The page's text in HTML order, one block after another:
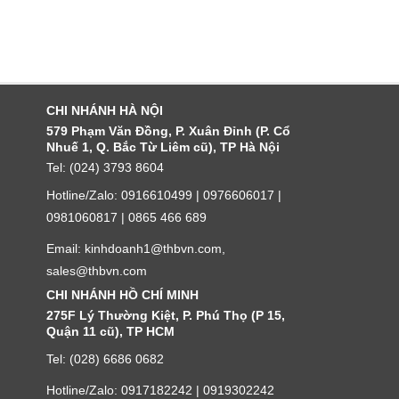
CHI NHÁNH HÀ NỘI
579 Phạm Văn Đồng, P. Xuân Đỉnh (P. Cổ
Nhuế 1, Q. Bắc Từ Liêm cũ), TP Hà Nội
Tel: (024) 3793 8604
Hotline/Zalo: 0916610499 | 0976606017 |
0981060817 | 0865 466 689
Email: kinhdoanh1@thbvn.com,
sales@thbvn.com
CHI NHÁNH HỒ CHÍ MINH
275F Lý Thường Kiệt, P. Phú Thọ (P 15,
Quận 11 cũ), TP HCM
Tel: (028) 6686 0682
Hotline/Zalo: 0917182242 | 0919302242